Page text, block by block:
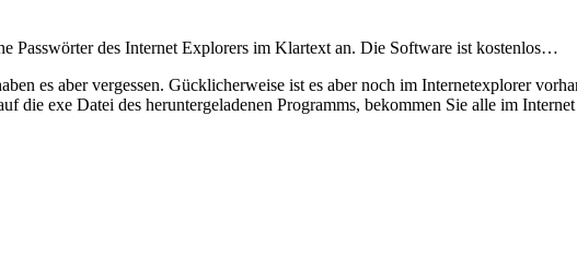
Passwörter des Internet Explorers im Klartext an. Die Software ist kostenlos…
es aber vergessen. Gücklicherweise ist es aber noch im Internetexplorer
exe Datei des heruntergeladenen Programms, bekommen Sie alle im